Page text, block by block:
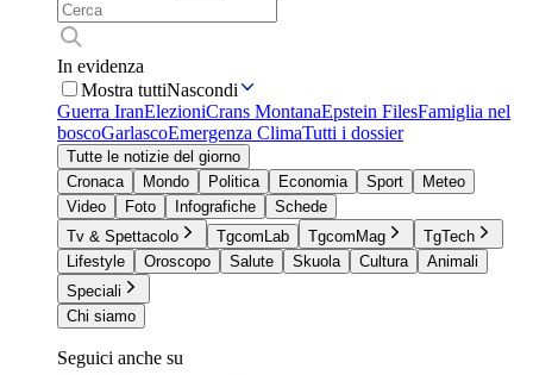
In evidenza
Mostra tuttiNascondi
Guerra IranElezioniCrans MontanaEpstein FilesFamiglia nel
boscoGarlascoEmergenza ClimaTutti i dossier
Tutte le notizie del giorno
Cronaca
Mondo Politica Economia Sport
Meteo
Video
Foto Infografiche
Schede
Tv & Spettacolo
TgcomLab TgcomMag
TgTech
Lifestyle
Oroscopo Salute Skuola Cultura
Animali
Speciali
Chi siamo
Seguici anche su